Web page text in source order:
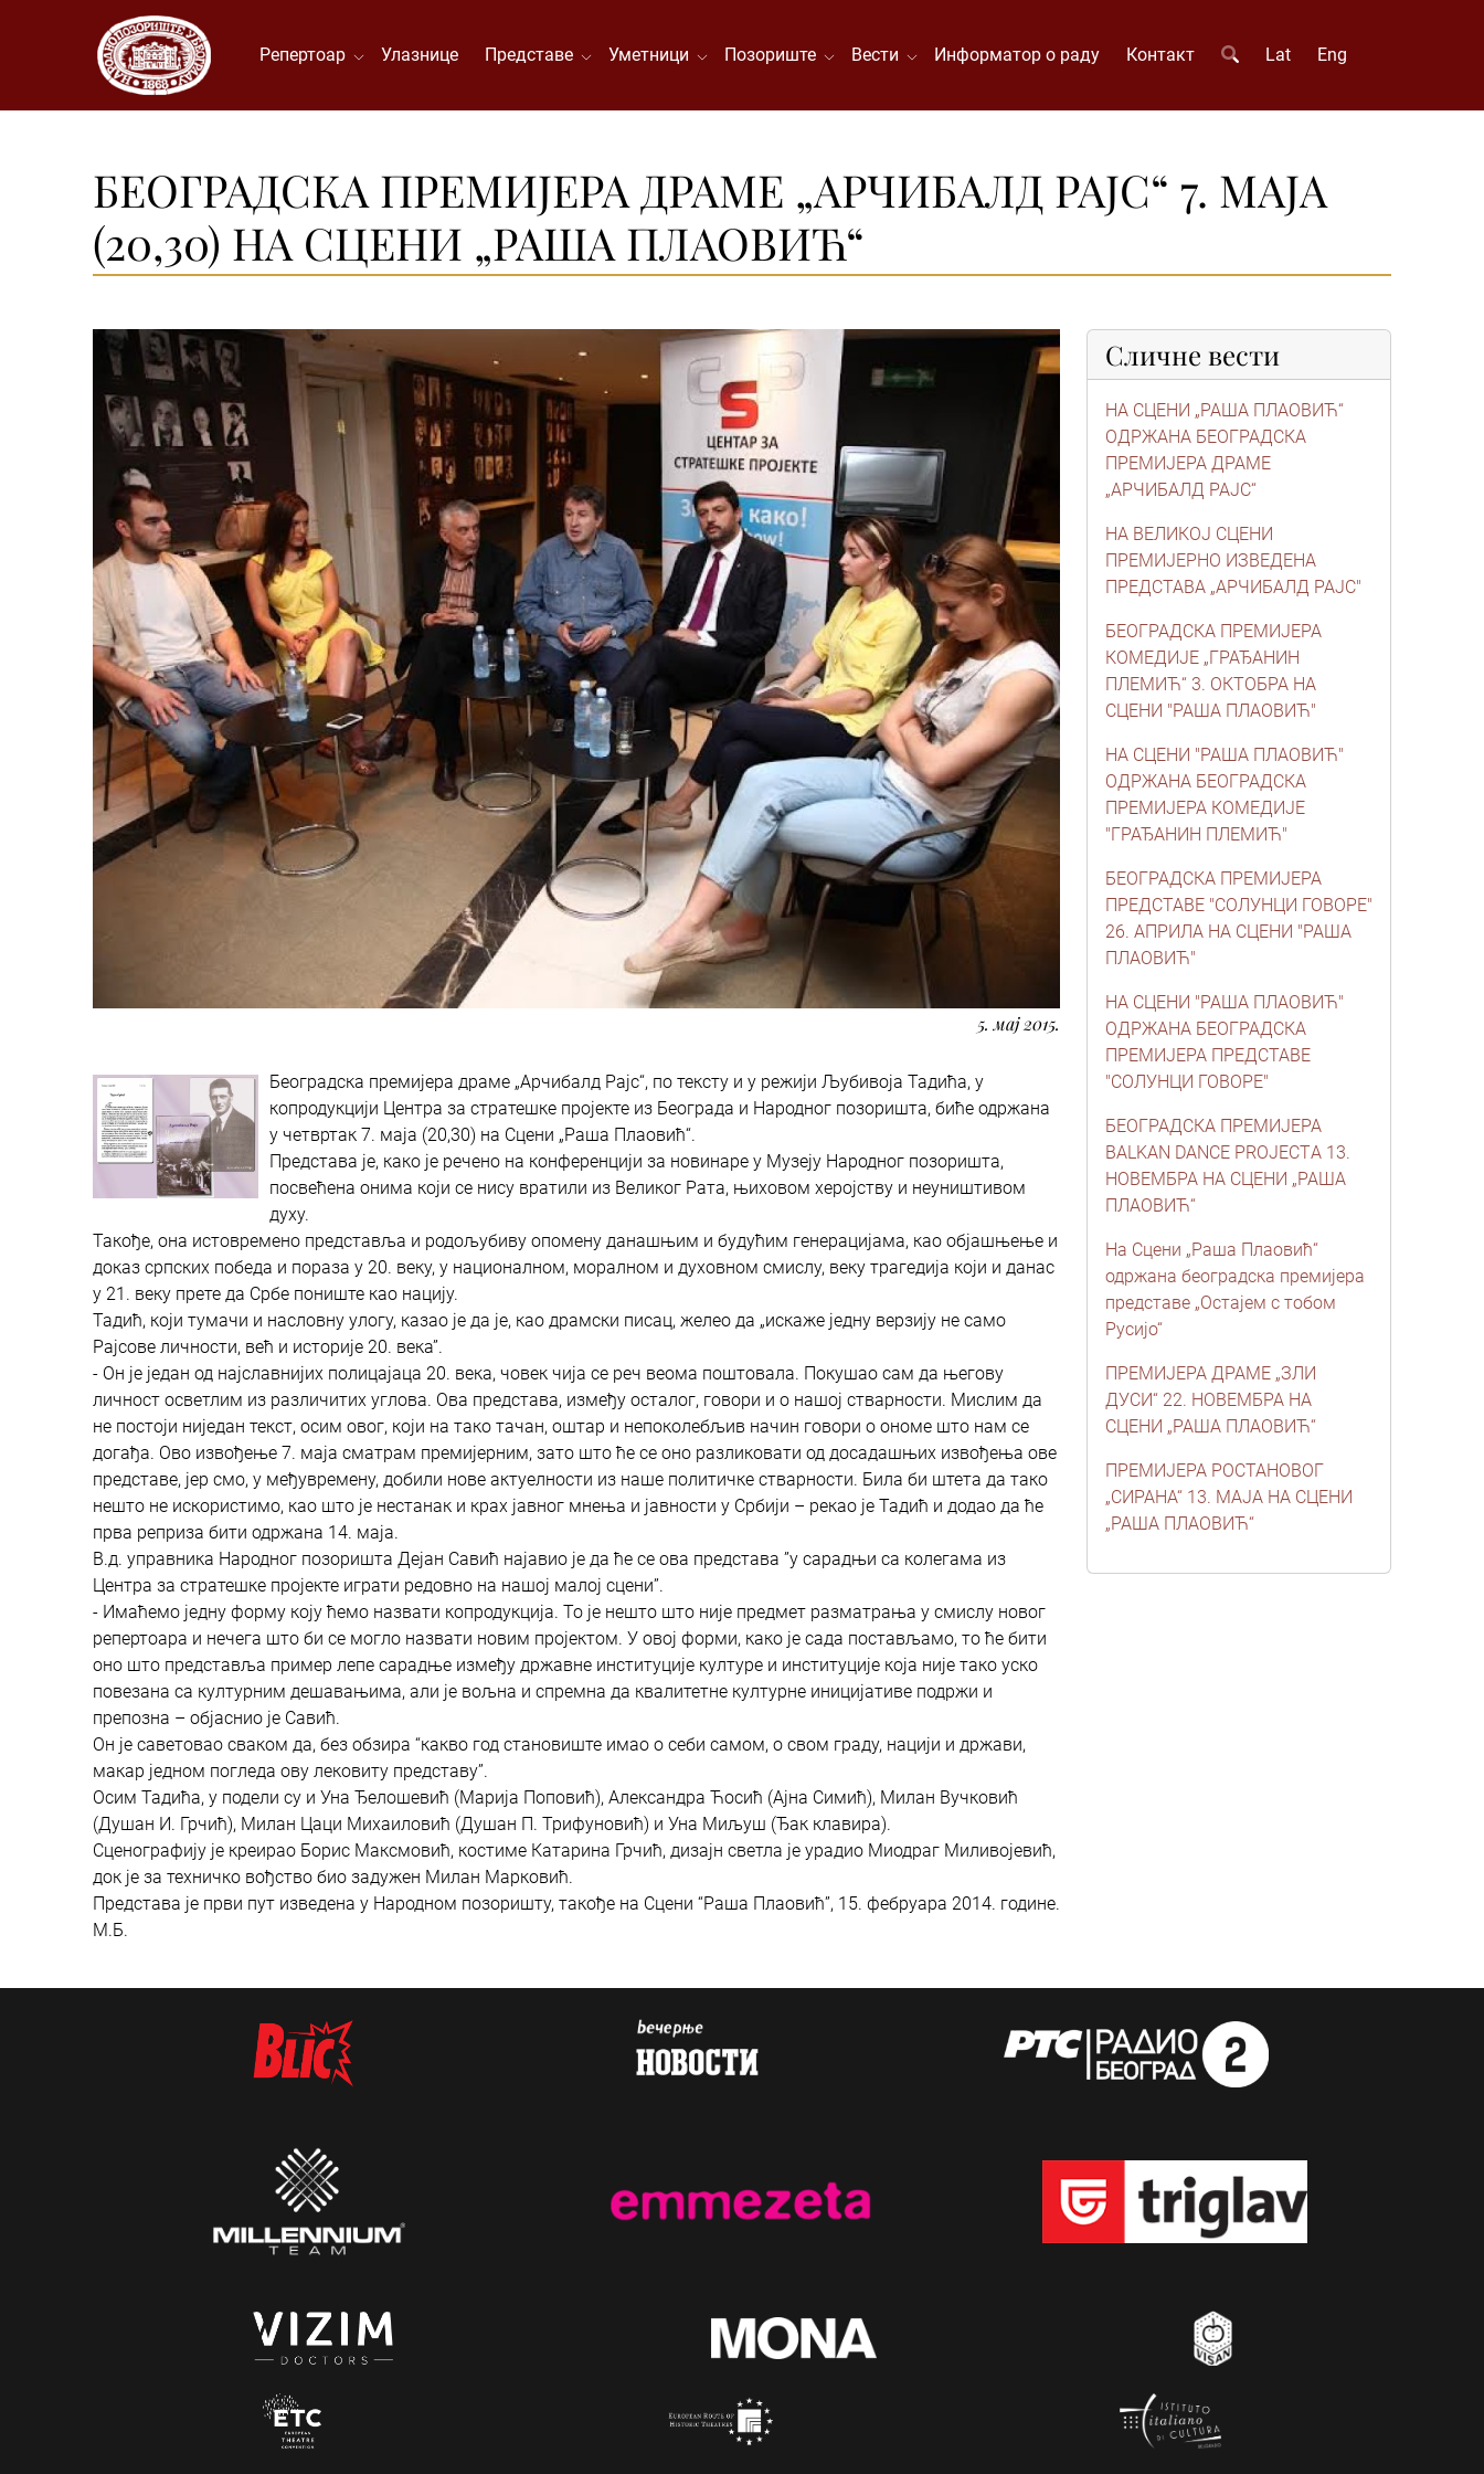
Репертоар Улазнице Представе Уметници Позориште Вести Информатор о раду Контакт Lat Eng
БЕОГРАДСКА ПРЕМИЈЕРА ДРАМЕ „АРЧИБАЛД РАЈС“ 7. МАЈА
(20,30) НА СЦЕНИ „РАША ПЛАОВИЋ“
5. мај 2015.
Београдска премијера драме „Арчибалд Рајс“, по тексту и у режији Љубивоја Тадића, у
копродукцији Центра за стратешке пројекте из Београда и Народног позоришта, биће одржана
у четвртак 7. маја (20,30) на Сцени „Раша Плаовић“.
Представа је, како је речено на конференцији за новинаре у Музеју Народног позоришта,
посвећена онима који се нису вратили из Великог Рата, њиховом херојству и неуништивом
духу.
Такође, она истовремено представља и родољубиву опомену данашњим и будућим генерацијама, као објашњење и
доказ српских победа и пораза у 20. веку, у националном, моралном и духовном смислу, веку трагедија који и данас
у 21. веку прете да Србе пониште као нацију.
Тадић, који тумачи и насловну улогу, казао је да је, као драмски писац, желео да „искаже једну верзију не само
Рајсове личности, већ и историје 20. века”.
- Он је један од најславнијих полицајаца 20. века, човек чија се реч веома поштовала. Покушао сам да његову
личност осветлим из различитих углова. Ова представа, између осталог, говори и о нашој стварности. Мислим да
не постоји ниједан текст, осим овог, који на тако тачан, оштар и непоколебљив начин говори о ономе што нам се
догађа. Ово извођење 7. маја сматрам премијерним, зато што ће се оно разликовати од досадашњих извођења ове
представе, јер смо, у међувремену, добили нове актуелности из наше политичке стварности. Била би штета да тако
нешто не искористимо, као што је нестанак и крах јавног мнења и јавности у Србији – рекао је Тадић и додао да ће
прва реприза бити одржана 14. маја.
В.д. управника Народног позоришта Дејан Савић најавио је да ће се ова представа ”у сарадњи са колегама из
Центра за стратешке пројекте играти редовно на нашој малој сцени”.
- Имаћемо једну форму коју ћемо назвати копродукција. То је нешто што није предмет разматрања у смислу новог
репертоара и нечега што би се могло назвати новим пројектом. У овој форми, како је сада постављамо, то ће бити
оно што представља пример лепе сарадње између државне институције културе и институције која није тако уско
повезана са културним дешавањима, али је вољна и спремна да квалитетне културне иницијативе подржи и
препозна – објаснио је Савић.
Он је саветовао сваком да, без обзира “какво год становиште имао о себи самом, о свом граду, нацији и држави,
макар једном погледа ову лековиту представу”.
Осим Тадића, у подели су и Уна Ђелошевић (Марија Поповић), Александра Ћосић (Ајна Симић), Милан Вучковић
(Душан И. Грчић), Милан Цаци Михаиловић (Душан П. Трифуновић) и Уна Миљуш (Ђак клавира).
Сценографију је креирао Борис Максмовић, костиме Катарина Грчић, дизајн светла је урадио Миодраг Миливојевић,
док је за техничко вођство био задужен Милан Марковић.
Представа је први пут изведена у Народном позоришту, такође на Сцени “Раша Плаовић”, 15. фебруара 2014. године.
М.Б.
Сличне вести
НА СЦЕНИ „РАША ПЛАОВИЋ“
ОДРЖАНА БЕОГРАДСКА
ПРЕМИЈЕРА ДРАМЕ
„АРЧИБАЛД РАЈС“
НА ВЕЛИКОЈ СЦЕНИ
ПРЕМИЈЕРНО ИЗВЕДЕНА
ПРЕДСТАВА „АРЧИБАЛД РАЈС"
БЕОГРАДСКА ПРЕМИЈЕРА
КОМЕДИЈЕ „ГРАЂАНИН
ПЛЕМИЋ“ 3. ОКТОБРА НА
СЦЕНИ "РАША ПЛАОВИЋ"
НА СЦЕНИ "РАША ПЛАОВИЋ"
ОДРЖАНА БЕОГРАДСКА
ПРЕМИЈЕРА КОМЕДИЈЕ
"ГРАЂАНИН ПЛЕМИЋ"
БЕОГРАДСКА ПРЕМИЈЕРА
ПРЕДСТАВЕ "СОЛУНЦИ ГОВОРЕ"
26. АПРИЛА НА СЦЕНИ "РАША
ПЛАОВИЋ"
НА СЦЕНИ "РАША ПЛАОВИЋ"
ОДРЖАНА БЕОГРАДСКА
ПРЕМИЈЕРА ПРЕДСТАВЕ
"СОЛУНЦИ ГОВОРЕ"
БЕОГРАДСКА ПРЕМИЈЕРА
BALKAN DANCE PROJECTА 13.
НОВЕМБРА НА СЦЕНИ „РАША
ПЛАОВИЋ“
На Сцени „Раша Плаовић“
одржана београдска премијера
представе „Остајем с тобом
Русијо“
ПРЕМИЈЕРА ДРАМЕ „ЗЛИ
ДУСИ“ 22. НОВЕМБРА НА
СЦЕНИ „РАША ПЛАОВИЋ“
ПРЕМИЈЕРА РОСТАНОВОГ
„СИРАНА“ 13. МАЈА НА СЦЕНИ
„РАША ПЛАОВИЋ“